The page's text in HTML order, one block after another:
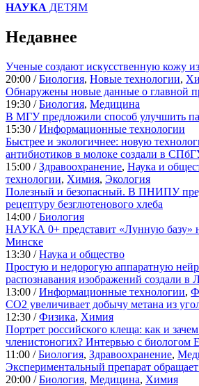
НАУКА ДЕТЯМ
Недавнее
Ученые создают искусственную кожу
20:00 /Биология, Новые технологии,
Обнаружены новые данные о главной
19:30 /Биология, Медицина
В МГУ предложили способ улучшить
15:30 /Информационные технологии
Быстрее и экологичнее: новую
антибиотиков в молоке создали в
15:00 /Здравоохранение, Наука и
технологии, Химия, Экология
Полезный и безопасный. В ПНИПУ
рецептуру безглютенового хлеба
14:00 /Биология
НАУКА 0+ представит «Лунную базу»
Минске
13:30 /Наука и общество
Простую и недорогую аппаратную
распознавания изображений создали
13:00 /Информационные технологии,
CO2 увеличивает добычу метана из
12:30 /Физика, Химия
Портрет российского клеща: как и
членистоногих? Интервью с биологом
11:00 /Биология, Здравоохранение,
Экспериментальный препарат обращает
20:00 /Биология, Медицина, Химия